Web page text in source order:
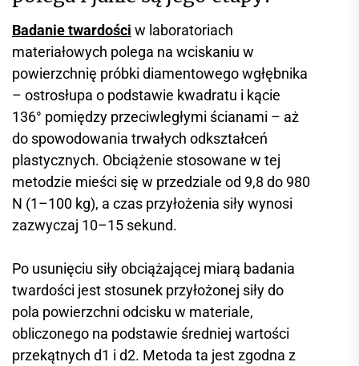
Badanie twardości w laboratoriach
materiałowych polega na wciskaniu w
powierzchnię próbki diamentowego wgłębnika
– ostrosłupa o podstawie kwadratu i kącie
136° pomiędzy przeciwległymi ścianami – aż
do spowodowania trwałych odkształceń
plastycznych. Obciążenie stosowane w tej
metodzie mieści się w przedziale od 9,8 do 980
N (1–100 kg), a czas przyłożenia siły wynosi
zazwyczaj 10–15 sekund.
Po usunięciu siły obciążającej miarą badania
twardości jest stosunek przyłożonej siły do
pola powierzchni odcisku w materiale,
obliczonego na podstawie średniej wartości
przekątnych d1 i d2. Metoda ta jest zgodna z